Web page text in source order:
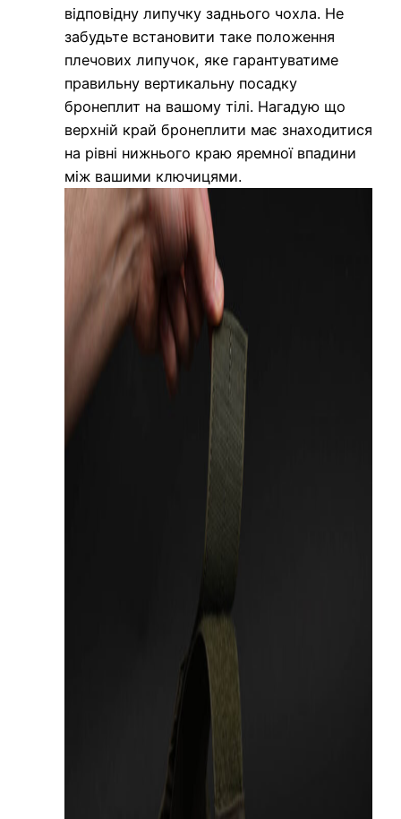
відповідну липучку заднього чохла. Не
забудьте встановити таке положення
плечових липучок, яке гарантуватиме
правильну вертикальну посадку
бронеплит на вашому тілі. Нагадую що
верхній край бронеплити має знаходитися
на рівні нижнього краю яремної впадини
між вашими ключицями.